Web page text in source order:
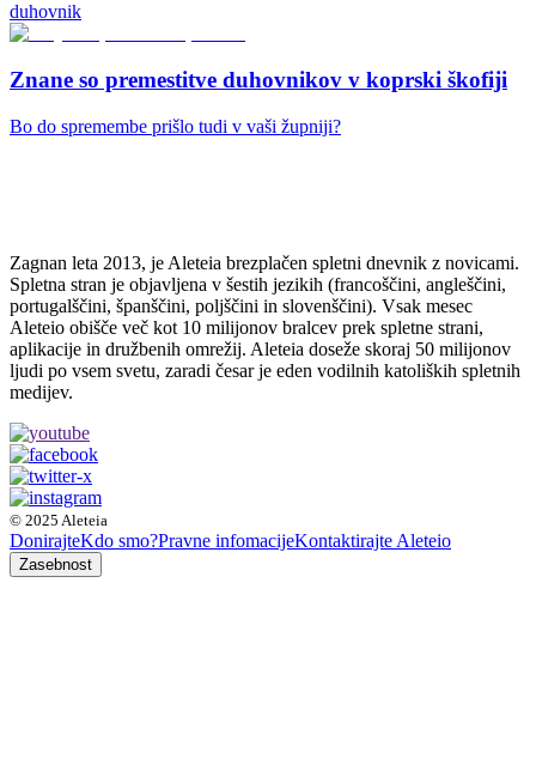
duhovnik
Znane so premestitve duhovnikov v koprski škofiji
Bo do spremembe prišlo tudi v vaši župniji?
Zagnan leta 2013, je Aleteia brezplačen spletni dnevnik z novicami.
Spletna stran je objavljena v šestih jezikih (francoščini, angleščini,
portugalščini, španščini, poljščini in slovenščini). Vsak mesec
Aleteio obišče več kot 10 milijonov bralcev prek spletne strani,
aplikacije in družbenih omrežij. Aleteia doseže skoraj 50 milijonov
ljudi po vsem svetu, zaradi česar je eden vodilnih katoliških spletnih
medijev.
© 2025 Aleteia
DonirajteKdo smo?Pravne infomacijeKontaktirajte Aleteio
Zasebnost